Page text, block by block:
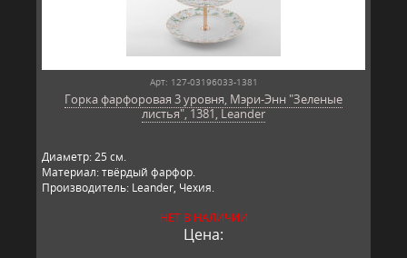
Арт: 127-03196033-1381
Горка фарфоровая 3 уровня, Мэри-Энн "Зеленые
листья", 1381, Leander
Диаметр: 25 см.
Материал: твёрдый фарфор.
Производитель: Leander, Чехия.
НЕТ В НАЛИЧИИ
Цена: